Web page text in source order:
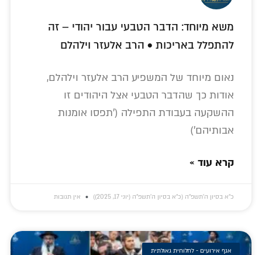
משא מיוחד: הדבר הטבעי עבור יהודי – זה
להתפלל באריכות • הרב אלעזר וילהלם
נאום מיוחד של המשפיע הרב אלעזר וילהלם,
אודות כך שהדבר הטבעי אצל היהודים זו
ההשקעה בעבודת התפילה ('תפסו אומנות
אבותיהם')
קרא עוד »
כ״א בסיון ה׳תשפ״ה (כ״א בסיון ה׳תשפ״ה (יוני 17, 2025)) אין תגובות
אגף אירועים - לחלוחית גאולתית